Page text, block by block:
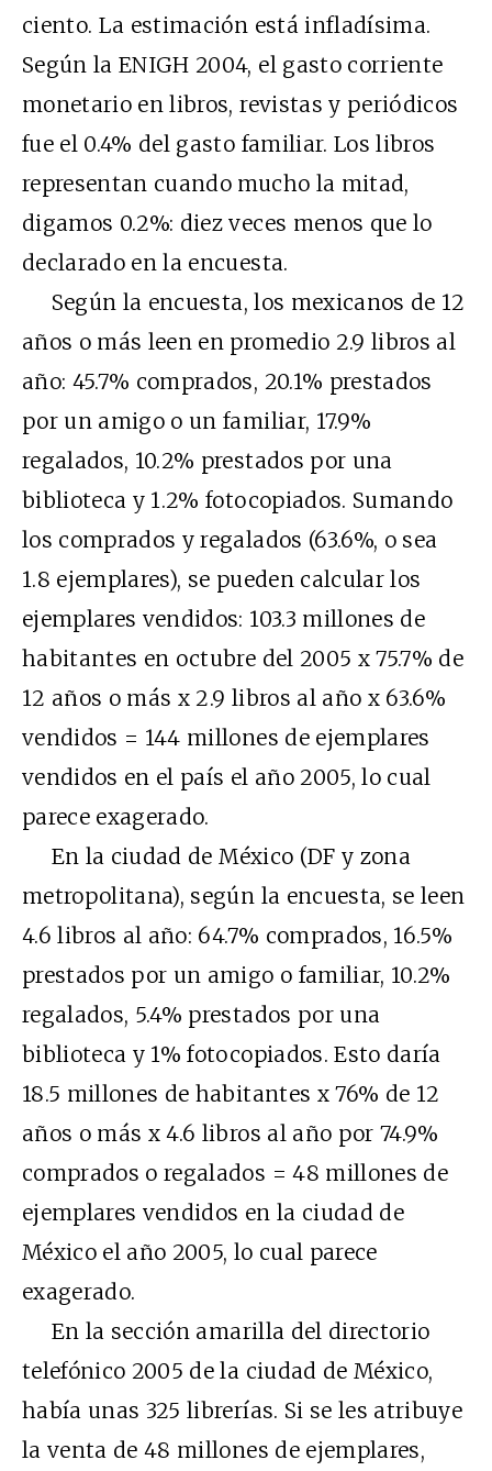
ciento. La estimación está infladísima.
Según la ENIGH 2004, el gasto corriente
monetario en libros, revistas y periódicos
fue el 0.4% del gasto familiar. Los libros
representan cuando mucho la mitad,
digamos 0.2%: diez veces menos que lo
declarado en la encuesta.
Según la encuesta, los mexicanos de 12
años o más leen en promedio 2.9 libros al
año: 45.7% comprados, 20.1% prestados
por un amigo o un familiar, 17.9%
regalados, 10.2% prestados por una
biblioteca y 1.2% fotocopiados. Sumando
los comprados y regalados (63.6%, o sea
1.8 ejemplares), se pueden calcular los
ejemplares vendidos: 103.3 millones de
habitantes en octubre del 2005 x 75.7% de
12 años o más x 2.9 libros al año x 63.6%
vendidos = 144 millones de ejemplares
vendidos en el país el año 2005, lo cual
parece exagerado.
En la ciudad de México (DF y zona
metropolitana), según la encuesta, se leen
4.6 libros al año: 64.7% comprados, 16.5%
prestados por un amigo o familiar, 10.2%
regalados, 5.4% prestados por una
biblioteca y 1% fotocopiados. Esto daría
18.5 millones de habitantes x 76% de 12
años o más x 4.6 libros al año por 74.9%
comprados o regalados = 48 millones de
ejemplares vendidos en la ciudad de
México el año 2005, lo cual parece
exagerado.
En la sección amarilla del directorio
telefónico 2005 de la ciudad de México,
había unas 325 librerías. Si se les atribuye
la venta de 48 millones de ejemplares,